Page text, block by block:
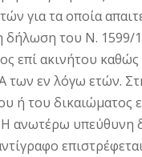
για τα οποία
δήλωση του Ν. 1599/
επί ακινήτου
εν λόγω ετών.
ή του δικαιώματος
ανωτέρω υπεύθυνη